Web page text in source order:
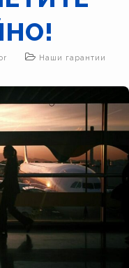
Наши гарантии